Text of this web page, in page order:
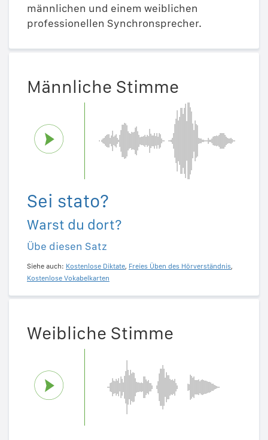
männlichen und einem weiblichen
professionellen Synchronsprecher.
Männliche Stimme
Sei stato?
Warst du dort?
Übe diesen Satz
Siehe auch: Kostenlose Diktate, Freies Üben des Hörverständnis,
Kostenlose Vokabelkarten
Weibliche Stimme